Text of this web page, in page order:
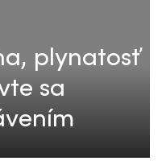
plynatosť
sa